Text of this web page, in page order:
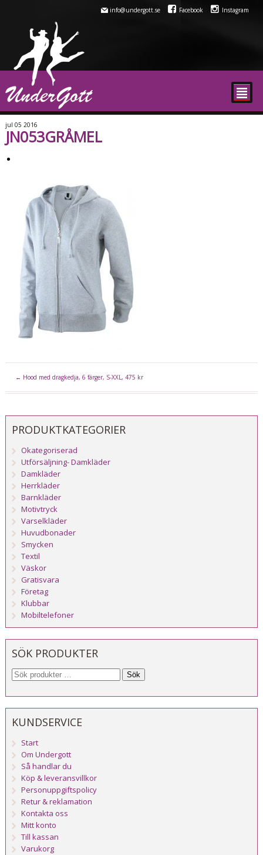
info@undergott.se Facebook Instagram
²
jul 05 2016
JN053GRÅMEL
← Hood med dragkedja, 6 färger, S-XXL, 475 kr
PRODUKTKATEGORIER
Okategoriserad
Utförsäljning- Damkläder
Damkläder
Herrkläder
Barnkläder
Motivtryck
Varselkläder
Huvudbonader
Smycken
Textil
Väskor
Gratisvara
Företag
Klubbar
Mobiltelefoner
SÖK PRODUKTER
Sök
KUNDSERVICE
Start
Om Undergott
Så handlar du
Köp & leveransvillkor
Personuppgiftspolicy
Retur & reklamation
Kontakta oss
Mitt konto
Till kassan
Varukorg